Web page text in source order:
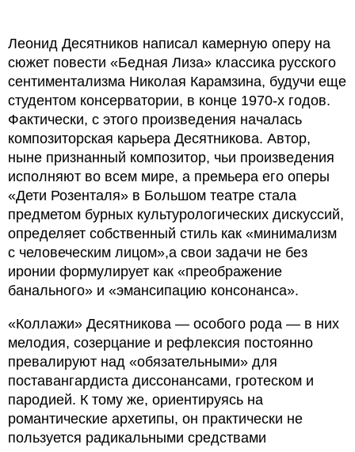
Леонид Десятников написал камерную оперу на
сюжет повести «Бедная Лиза» классика русского
сентиментализма Николая Карамзина, будучи еще
студентом консерватории, в конце 1970-х годов.
Фактически, с этого произведения началась
композиторская карьера Десятникова. Автор,
ныне признанный композитор, чьи произведения
исполняют во всем мире, а премьера его оперы
«Дети Розенталя» в Большом театре стала
предметом бурных культурологических дискуссий,
определяет собственный стиль как «минимализм
с человеческим лицом»,а свои задачи не без
иронии формулирует как «преображение
банального» и «эмансипацию консонанса».
«Коллажи» Десятникова — особого рода — в них
мелодия, созерцание и рефлексия постоянно
превалируют над «обязательными» для
поставангардиста диссонансами, гротеском и
пародией. К тому же, ориентируясь на
романтические архетипы, он практически не
пользуется радикальными средствами